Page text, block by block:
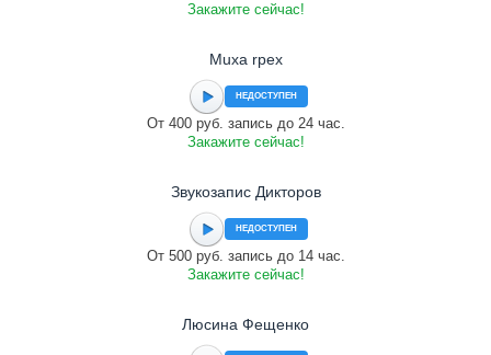
Закажите сейчас!
Muxa rpex
НЕДОСТУПЕН
От 400 руб. запись до 24 час.
Закажите сейчас!
Звукозапис Дикторов
НЕДОСТУПЕН
От 500 руб. запись до 14 час.
Закажите сейчас!
Люсина Фещенко